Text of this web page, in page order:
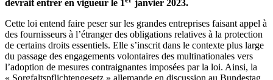
devrait entrer en vigueur le 1
janvier 2023.
Cette loi entend faire peser sur les grandes entreprises faisant appel à
des fournisseurs à l’étranger des obligations relatives à la protection
de certains droits essentiels. Elle s’inscrit dans le contexte plus large
du passage des engagements volontaires des multinationales vers
l’adoption de mesures contraignantes imposées par la loi. Ainsi, la